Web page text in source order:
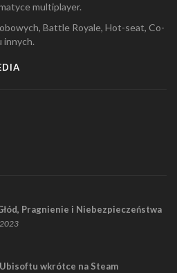
multiplayer.
Battle Royale, Hot-seat, Co-
innych.
Pragnienie i Niebezpieczeństwa
wkrótce na Steam